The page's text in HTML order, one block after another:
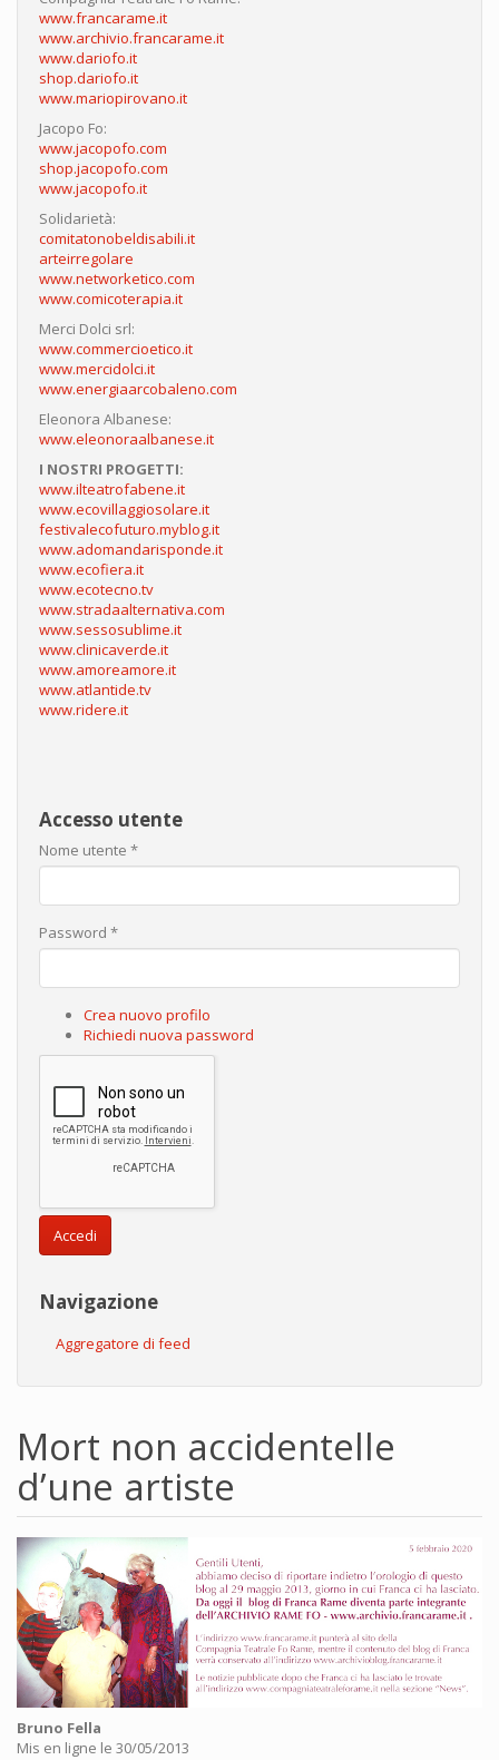
www.francarame.it
www.archivio.francarame.it
www.dariofo.it
shop.dariofo.it
www.mariopirovano.it
Jacopo Fo:
www.jacopofo.com
shop.jacopofo.com
www.jacopofo.it
Solidarietà:
comitatonobeldisabili.it
arteirregolare
www.networketico.com
www.comicoterapia.it
Merci Dolci srl:
www.commercioetico.it
www.mercidolci.it
www.energiaarcobaleno.com
Eleonora Albanese:
www.eleonoraalbanese.it
I NOSTRI PROGETTI:
www.ilteatrofabene.it
www.ecovillaggiosolare.it
festivalecofuturo.myblog.it
www.adomandarisponde.it
www.ecofiera.it
www.ecotecno.tv
www.stradaalternativa.com
www.sessosublime.it
www.clinicaverde.it
www.amoreamore.it
www.atlantide.tv
www.ridere.it
Accesso utente
Nome utente *
Password *
Crea nuovo profilo
Richiedi nuova password
Accedi
Navigazione
Aggregatore di feed
Mort non accidentelle
d’une artiste
Bruno Fella
Mis en ligne le 30/05/2013